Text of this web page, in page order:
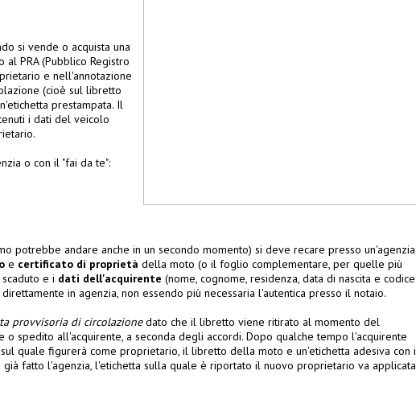
si vende o acquista una
PRA (Pubblico Registro
e nell'annotazione
(cioè sul libretto
prestampata. Il
i dati del veicolo
o con il "fai da te":
potrebbe andare anche in un secondo momento) si deve recare presso un'agenzia
e certificato di proprietà della moto (o il foglio complementare, per quelle più
e i dati dell'acquirente (nome, cognome, residenza, data di nascita e codice
in agenzia, non essendo più necessaria l'autentica presso il notaio.
provvisoria di circolazionedato che il libretto viene ritirato al momento del
o spedito all'acquirente, a seconda degli accordi. Dopo qualche tempo l'acquirente
quale figurerà come proprietario, il libretto della moto e un'etichetta adesiva con i
fatto l'agenzia, l'etichetta sulla quale è riportato il nuovo proprietario va applicata